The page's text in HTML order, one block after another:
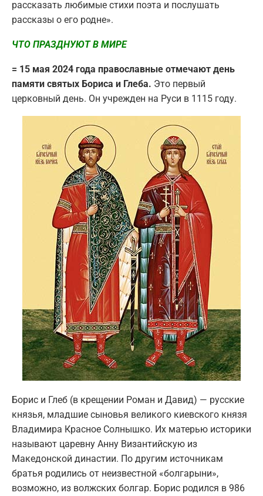
рассказать любимые стихи поэта и послушать
рассказы о его родне».
ЧТО ПРАЗДНУЮТ В МИРЕ
= 15 мая 2024 года православные отмечают день
памяти святых Бориса и Глеба. Это первый
церковный день. Он учрежден на Руси в 1115 году.
Борис и Глеб (в крещении Роман и Давид) — русские
князья, младшие сыновья великого киевского князя
Владимира Красное Солнышко. Их матерью историки
называют царевну Анну Византийскую из
Македонской династии. По другим источникам
братья родились от неизвестной «болгарыни»,
возможно, из волжских болгар. Борис родился в 986